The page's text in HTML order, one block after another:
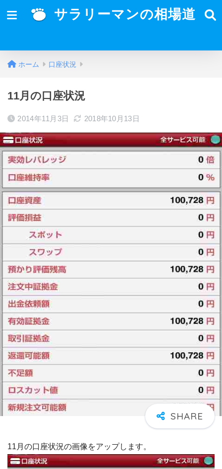
サラリーマンの相場道
ホーム 口座状況
11月の口座状況
2014年11月3日 2018年10月13日
11月の口座状況の画像をアップします。